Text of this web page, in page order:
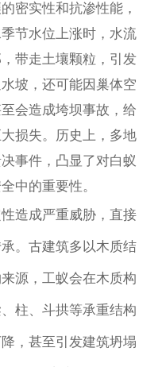
密实性和抗渗性能，
节水位上涨时，水流
带走土壤颗粒，引发
坡，还可能因巢体空
会造成垮坝事故，给
损失。历史上，多地
事件，凸显了对白蚁
中的重要性。
造成严重威胁，直接
。古建筑多以木质结
源，工蚁会在木质构
柱、斗拱等承重结构
，甚至引发建筑坍塌